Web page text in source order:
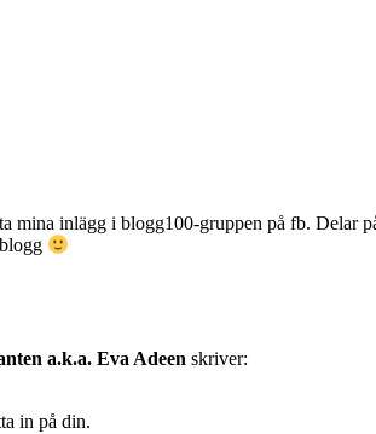
mina inlägg i blogg100-gruppen på fb. Delar
a.k.a. Eva Adeen skriver:
in på din.